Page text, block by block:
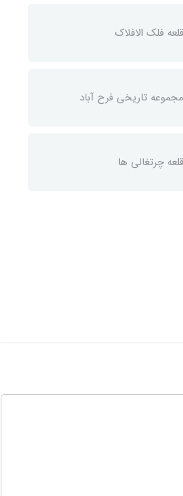
قلعه فلک الافلاک
مجموعه تاریخی فرح آباد
قلعه چرتغالی ها